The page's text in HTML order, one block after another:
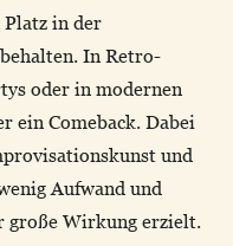
Platz in der
In Retro-
oder in modernen
ein Comeback. Dabei
und
Aufwand und
große Wirkung erzielt.